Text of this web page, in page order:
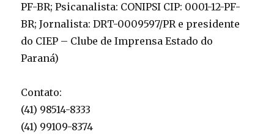
PF-BR; Psicanalista: CONIPSI CIP: 0001-12-PF-
BR; Jornalista: DRT-0009597/PR e presidente
do CIEP – Clube de Imprensa Estado do
Paraná)
Contato:
(41) 98514-8333
(41) 99109-8374